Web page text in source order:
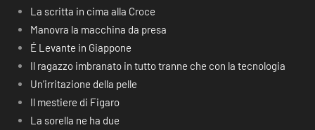
La scritta in cima alla Croce
Manovra la macchina da presa
É Levante in Giappone
Il ragazzo imbranato in tutto tranne che con la tecnologia
Un’irritazione della pelle
Il mestiere di Figaro
La sorella ne ha due